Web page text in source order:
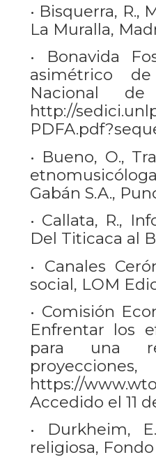
• Bisquerra,
La Muralla,
• Bonavida
asimétrico de
Nacional
http://
• Bueno, O.,
Gabán S.A.,
• Callata, R.,
Del Titicaca al
• Canales
social, LOM
• Comisión
Enfrentar los
para una
https://
Accedido el 11
• Durkheim,
religiosa,